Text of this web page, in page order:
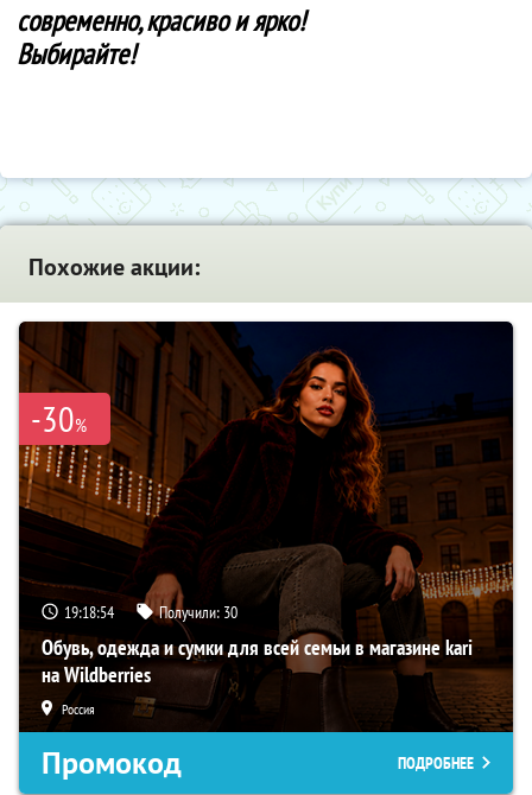
современно, красиво и ярко!
Выбирайте!
Похожие акции:
-30%
19:18:53 Получили: 30
Обувь, одежда и сумки для всей семьи в магазине kari
на Wildberries
Россия
Промокод ПОДРОБНЕЕ